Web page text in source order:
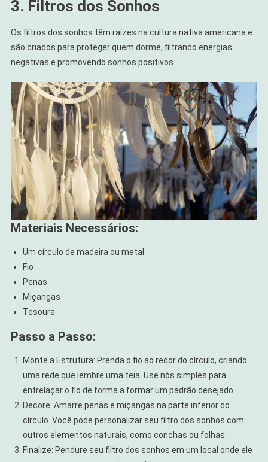
3. Filtros dos Sonhos
Os filtros dos sonhos têm raízes na cultura nativa americana e
são criados para proteger quem dorme, filtrando energias
negativas e promovendo sonhos positivos.
Materiais Necessários:
Um círculo de madeira ou metal
Fio
Penas
Miçangas
Tesoura
Passo a Passo:
Monte a Estrutura: Prenda o fio ao redor do círculo, criando
uma rede que lembre uma teia. Use nós simples para
entrelaçar o fio de forma a formar um padrão desejado.
Decore: Amarre penas e miçangas na parte inferior do
círculo. Você pode personalizar seu filtro dos sonhos com
outros elementos naturais, como conchas ou folhas.
Finalize: Pendure seu filtro dos sonhos em um local onde ele